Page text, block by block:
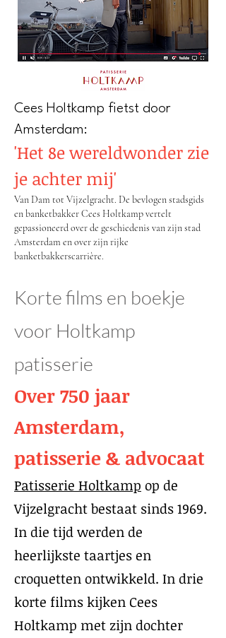
Cees Holtkamp fietst door
Amsterdam:
'Het 8e wereldwonder zie
je achter mij'
Van Dam tot Vijzelgracht. De bevlogen stadsgids
en banketbakker Cees Holtkamp vertelt
gepassioneerd over de geschiedenis van zijn stad
Amsterdam en over zijn rijke
banketbakkerscarrière.
Korte films en boekje
voor Holtkamp
patisserie
Over 750 jaar
Amsterdam,
patisserie & advocaat
Patisserie Holtkamp op de
Vijzelgracht bestaat sinds 1969.
In die tijd werden de
heerlijkste taartjes en
croquetten ontwikkeld. In drie
korte films kijken Cees
Holtkamp met zijn dochter